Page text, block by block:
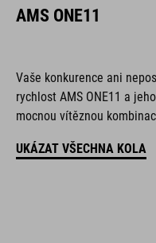
AMS ONE11
Vaše konkurence ani
rychlost AMS ONE11 a
mocnou vítěznou
UKÁZAT VŠECHNA KOLA